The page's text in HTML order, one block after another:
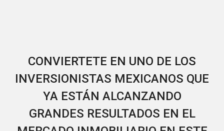
CONVIERTETE EN UNO DE LOS
INVERSIONISTAS MEXICANOS QUE
YA ESTÁN ALCANZANDO
GRANDES RESULTADOS EN EL